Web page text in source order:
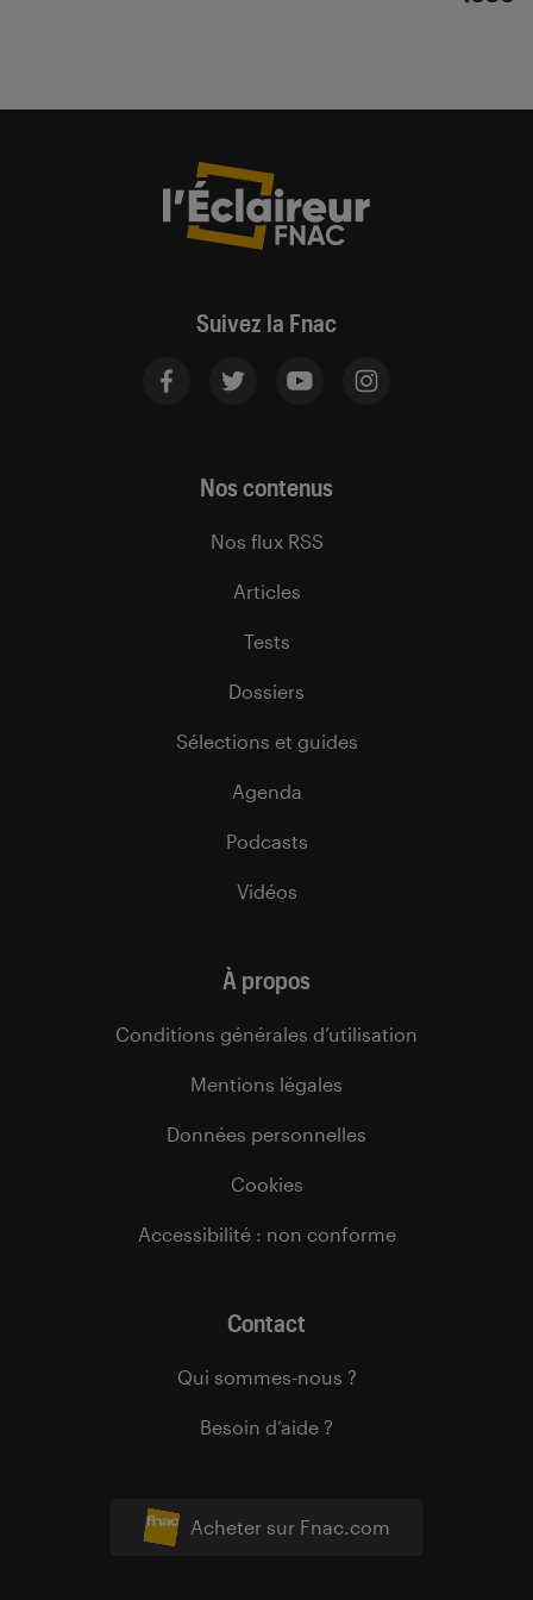
Suivez la Fnac
Acheter sur Fnac.com
Nos contenus
Nos flux RSS
Articles
Tests
Dossiers
Sélections et guides
Agenda
Podcasts
Vidéos
À propos
Conditions générales d’utilisation
Mentions légales
Données personnelles
Cookies
Accessibilité : non conforme
Contact
Qui sommes-nous ?
Besoin d’aide ?